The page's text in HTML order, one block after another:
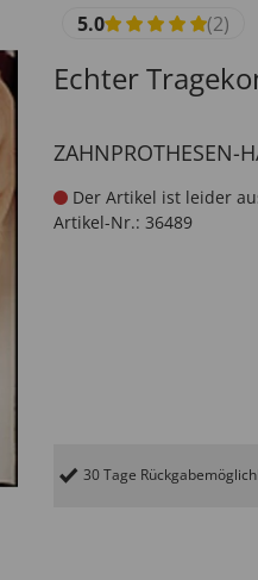
5.0 (2)
Echter
ZAHNPROTHESEN-
Der Artikel ist leider
Artikel-Nr.: 36489
30 Tage